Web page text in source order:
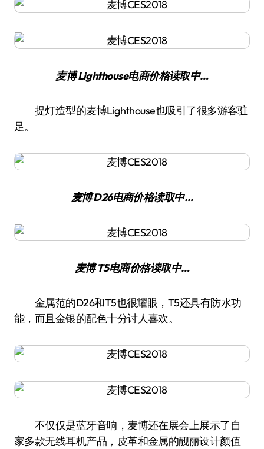
麦博 Lighthouse电商价格读取中…
提灯造型的麦博Lighthouse也吸引了很多游客驻
足。
麦博 D26电商价格读取中…
麦博 T5电商价格读取中…
金属范的D26和T5也很耀眼，T5还具有防水功
能，而且金银的配色十分讨人喜欢。
不仅仅是蓝牙音响，麦博还在展会上展示了自
家多款无线耳机产品，皮革和金属的靓丽设计颜值